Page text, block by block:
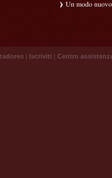
Un modo
| Iscriviti | Centro